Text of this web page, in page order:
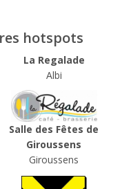
hotspots
La Regalade
Albi
Salle des Fêtes de
Giroussens
Giroussens